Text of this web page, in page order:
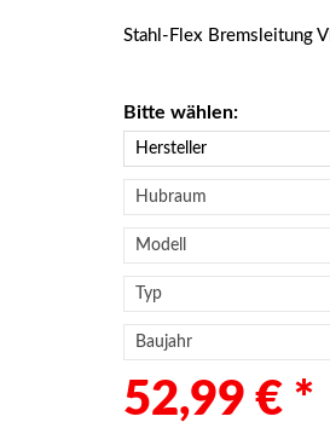
Stahl-Flex Bremsleitung
Bitte wählen:
52,99 € *